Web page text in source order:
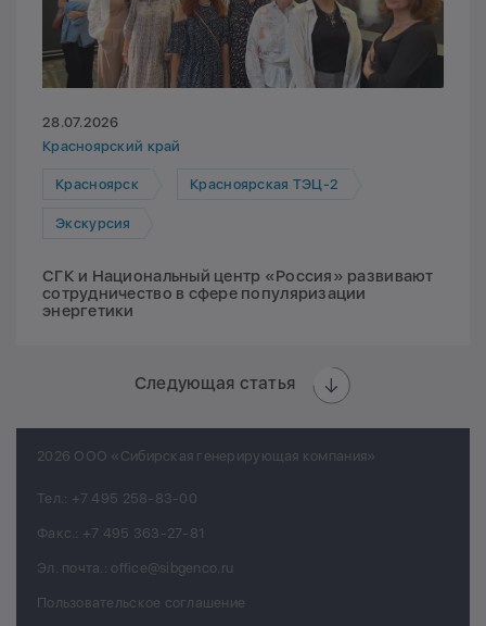
28.07.2026
Красноярский край
Красноярск Красноярская ТЭЦ-2
Экскурсия
СГК и Национальный центр «Россия» развивают
сотрудничество в сфере популяризации
энергетики
Следующая статья
2026 ООО «Сибирская генерирующая компания»
Тел.: +7 495 258-83-00
Факс.: +7 495 363-27-81
Эл. почта.: office@sibgenco.ru
Пользовательское соглашение